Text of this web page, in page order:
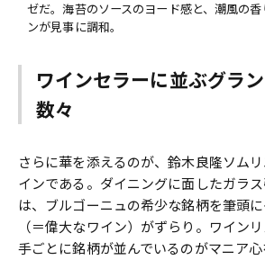
ゼだ。海苔のソースのヨード感と、潮風の
ンが見事に調和。
ワインセラーに並ぶグラ
数々
さらに華を添えるのが、鈴木良隆ソム
インである。ダイニングに面したガラ
は、ブルゴーニュの希少な銘柄を筆頭
（＝偉大なワイン）がずらり。ワイン
手ごとに銘柄が並んでいるのがマニア